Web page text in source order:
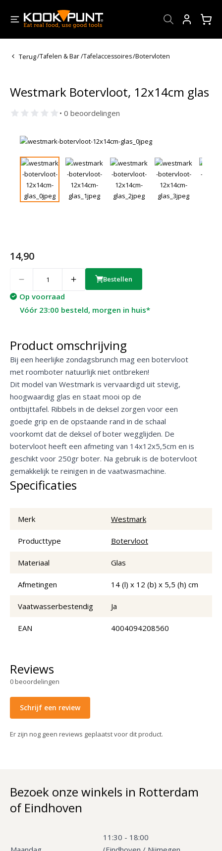
Terug/Tafelen & Bar/Tafelaccessoires/Botervloten
Westmark Botervloot, 12x14cm glas
• 0 beoordelingen
14,90
Bestellen
Op voorraad
Vóór 23:00 besteld, morgen in huis*
Product omschrijving
Bij een heerlijke zondagsbrunch mag een botervloot
met roomboter natuurlijk niet ontbreken!
Dit model van Westmark is vervaardigd uit stevig,
hoogwaardig glas en staat mooi op de
ontbijttafel. Ribbels in de deksel zorgen voor een
goede grip en de opstaande rand in de schaal
voorkomt dat de deksel of boter wegglijden. De
botervloot heeft een afmeting van 14x12x5,5cm en is
geschikt voor 250gr boter. Na gebruik is de botervloot
gemakkelijk te reinigen in de vaatwasmachine.
Specificaties
Merk Westmark
Producttype Botervloot
Materiaal Glas
Afmetingen 14 (l) x 12 (b) x 5,5 (h) cm
Vaatwasserbestendig Ja
EAN 4004094208560
Reviews
0beoordelingen
Schrijf een review
Er zijn nog geen reviews geplaatst voor dit product.
Bezoek onze winkels in Rotterdam
of Eindhoven
11:30 - 18:00